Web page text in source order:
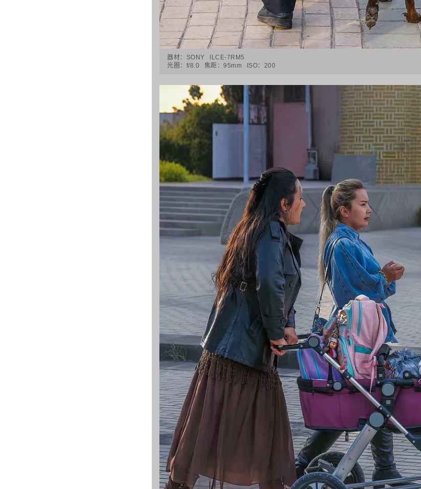
器材： SONY
ILCE-7RM5
光圈： f/8.0 焦距： 95mm ISO： 200